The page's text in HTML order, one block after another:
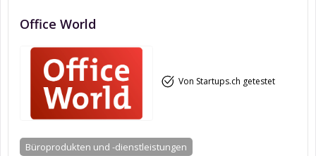
Office World
Von Startups.ch getestet
Büroprodukten und -dienstleistungen